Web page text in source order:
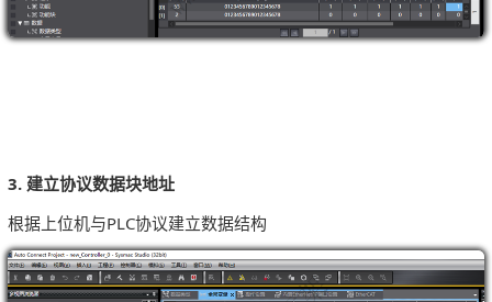
3. 建立协议数据块地址
根据上位机与PLC协议建立数据结构